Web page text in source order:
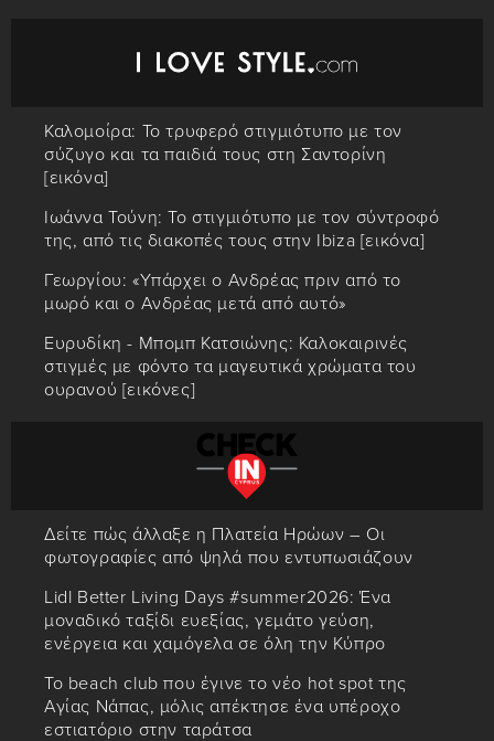
Καλομοίρα: Το τρυφερό στιγμιότυπο με τον
σύζυγο και τα παιδιά τους στη Σαντορίνη
[εικόνα]
Ιωάννα Τούνη: Το στιγμιότυπο με τον σύντροφό
της, από τις διακοπές τους στην Ibiza [εικόνα]
Γεωργίου: «Υπάρχει ο Ανδρέας πριν από το
μωρό και ο Ανδρέας μετά από αυτό»
Ευρυδίκη - Μπομπ Κατσιώνης: Καλοκαιρινές
στιγμές με φόντο τα μαγευτικά χρώματα του
ουρανού [εικόνες]
Δείτε πώς άλλαξε η Πλατεία Ηρώων – Οι
φωτογραφίες από ψηλά που εντυπωσιάζουν
Lidl Better Living Days #summer2026: Ένα
μοναδικό ταξίδι ευεξίας, γεμάτο γεύση,
ενέργεια και χαμόγελα σε όλη την Κύπρο
Το beach club που έγινε το νέο hot spot της
Αγίας Νάπας, μόλις απέκτησε ένα υπέροχο
εστιατόριο στην ταράτσα